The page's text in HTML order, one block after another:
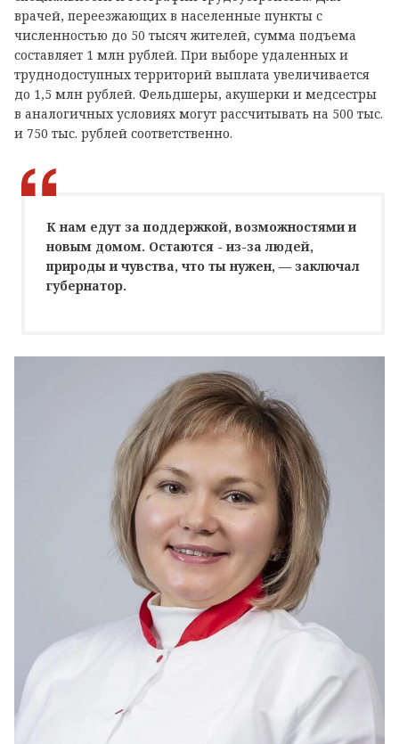
врачей, переезжающих в населенные пункты с
численностью до 50 тысяч жителей, сумма подъема
составляет 1 млн рублей. При выборе удаленных и
труднодоступных территорий выплата увеличивается
до 1,5 млн рублей. Фельдшеры, акушерки и медсестры
в аналогичных условиях могут рассчитывать на 500 тыс.
и 750 тыс. рублей соответственно.
К нам едут за поддержкой, возможностями и
новым домом. Остаются - из-за людей,
природы и чувства, что ты нужен, — заключал
губернатор.